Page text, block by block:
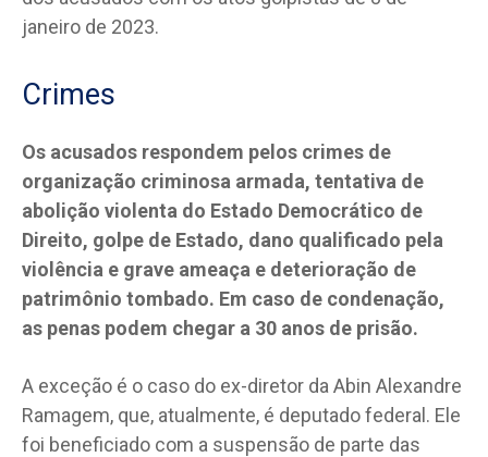
janeiro de 2023.
Crimes
Os acusados respondem pelos crimes de
organização criminosa armada, tentativa de
abolição violenta do Estado Democrático de
Direito, golpe de Estado, dano qualificado pela
violência e grave ameaça e deterioração de
patrimônio tombado. Em caso de condenação,
as penas podem chegar a 30 anos de prisão.
A exceção é o caso do ex-diretor da Abin Alexandre
Ramagem, que, atualmente, é deputado federal. Ele
foi beneficiado com a suspensão de parte das